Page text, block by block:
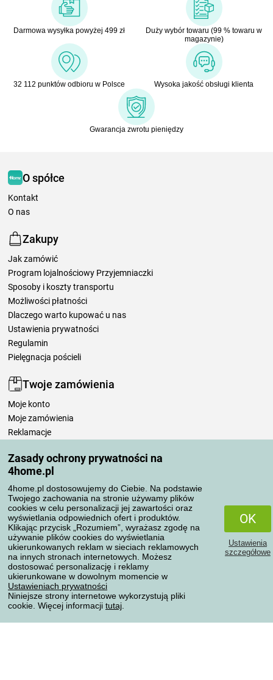
Zasady ochrony prywatności na
4home.pl
4home.pl dostosowujemy do Ciebie. Na podstawie
Twojego zachowania na stronie używamy plików
cookies w celu personalizacji jej zawartości oraz
wyświetlania odpowiednich ofert i produktów.
Klikając przycisk „Rozumiem”, wyrażasz zgodę na
używanie plików cookies do wyświetlania
ukierunkowanych reklam w sieciach reklamowych
na innych stronach internetowych. Możesz
dostosować personalizację i reklamy
ukierunkowane w dowolnym momencie w
Ustawieniach prywatności
Niniejsze strony internetowe wykorzystują pliki
cookie. Więcej informacji tutaj
OK
Ustawienia
szczegółowe
Darmowa wysyłka powyżej 499 zł
Duży wybór towaru (99 % towaru w
magazynie)
32 112 punktów odbioru w Polsce Wysoka jakość obsługi klienta
Gwarancja zwrotu pieniędzy
O spółce
Kontakt
O nas
Zakupy
Jak zamówić
Program lojalnościowy Przyjemniaczki
Sposoby i koszty transportu
Możliwości płatności
Dlaczego warto kupować u nas
Ustawienia prywatności
Regulamin
Pielęgnacja pościeli
Twoje zamówienia
Moje konto
Moje zamówienia
Reklamacje
Zasady przetwarzania recenzji
Sposoby transportu
Metody płatności
Niezawodny sklep